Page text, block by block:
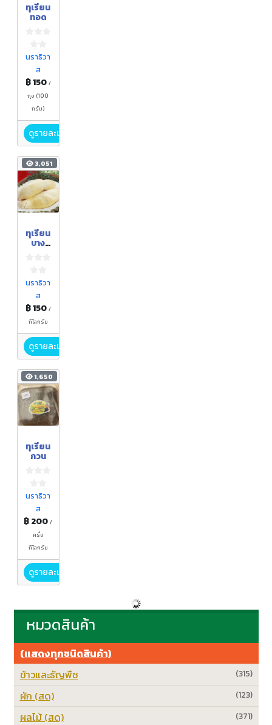
ทุเรียน
ทอด
นราธิวา
ส
฿ 150 /
ถุง (100
กรัม)
ดูรายละเอียด
3,051
ทุเรียน
บาง
นราธิวา
ส
฿ 150 /
กิโลกรัม
ดูรายละเอียด
1,650
ทุเรียน
กวน
นราธิวา
ส
฿ 200/
ครึ่ง
กิโลกรัม
ดูรายละเอียด
หมวดสินค้า
(แสดงทุกชนิดสินค้า)
(315)
ข้าวและธัญพืช
(123)
ผัก (สด)
(371)
ผลไม้ (สด)